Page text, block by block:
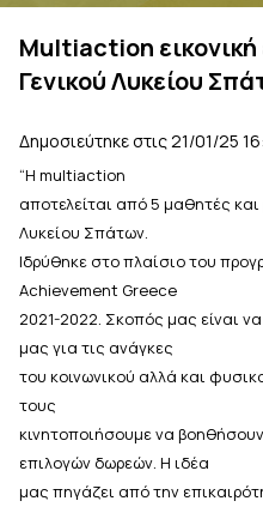
Μultiaction εικονική
Γενικού Λυκείου
Δημοσιεύτηκε στις 21/01/25
“Η multiaction
αποτελείται από 5 μαθητές
Λυκείου Σπάτων.
Ιδρύθηκε στο πλαίσιο του
Achievement Greece
2021-2022. Σκοπός μας είναι
μας για τις ανάγκες
του κοινωνικού αλλά και
τους
κινητοποιήσουμε να
επιλογών δωρεών. Η ιδέα
μας πηγάζει από την